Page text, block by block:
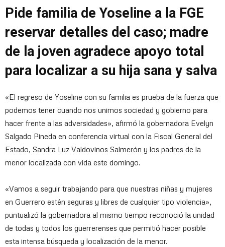
Pide familia de Yoseline a la FGE
reservar detalles del caso; madre
de la joven agradece apoyo total
para localizar a su hija sana y salva
«El regreso de Yoseline con su familia es prueba de la fuerza que
podemos tener cuando nos unimos sociedad y gobierno para
hacer frente a las adversidades», afirmó la gobernadora Evelyn
Salgado Pineda en conferencia virtual con la Fiscal General del
Estado, Sandra Luz Valdovinos Salmerón y los padres de la
menor localizada con vida este domingo.
«Vamos a seguir trabajando para que nuestras niñas y mujeres
en Guerrero estén seguras y libres de cualquier tipo violencia»,
puntualizó la gobernadora al mismo tiempo reconoció la unidad
de todas y todos los guerrerenses que permitió hacer posible
esta intensa búsqueda y localización de la menor.